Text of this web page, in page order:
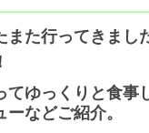
また行ってきまし
てゆっくりと食事
などご紹介。